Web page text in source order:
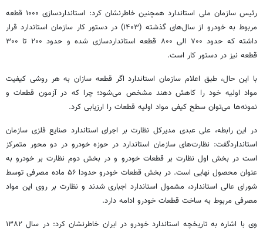
رئیس سازمان ملی استاندارد همچنین خاطرنشان کرد: استانداردسازی ۱۰۰۰ قطعه
مربوط به خودرو از سال‌های گذشته (۱۴۰۳) در دستور کار سازمان استاندارد قرار
داشته که حدود ۷۰۰ الی ۸۰۰ قطعه استانداردسازی شده و حدود ۲۰۰ تا ۳۰۰
قطعه نیز در دستور کار است.
با این حال، طبق اعلام سازمان استاندارد اگر قطعه سازان به هر روشی کیفیت
مواد اولیه خود را کاهش دهند مشخص می‌شود؛ چرا که در آزمون قطعات و
نمونه‌ها می‌توان سطح کیفی مواد اولیه قطعات را ارزیابی کرد.
در این رابطه، علی عبدی مدیرکل نظارت بر اجرای استاندارد صنایع فلزی سازمان
استانداردگفت: نظارت‌های سازمان استاندارد در حوزه خودرو در دو محور متمرکز
است در بخش اول نظارت بر قطعات خودرو و در بخش دوم نظارت بر خودرو به
عنوان محصول نهایی است. در بخش قطعات خودرو حدودا ۵۶ ماده مصرفی توسط
شورای عالی استاندارد، مشمول استاندارد اجباری شدند و نظارت بر روی این مواد
مصرفی مربوط به ساخت قطعات خودرو ادامه دارد.
وی با اشاره به تاریخچه استاندارد خودرو در ایران خاطرنشان کرد: در سال ۱۳۸۲